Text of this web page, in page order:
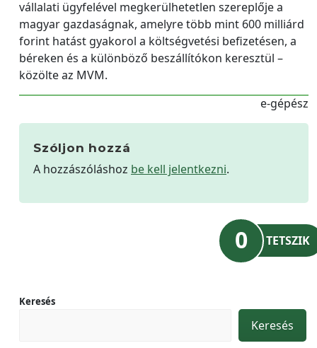
vállalati ügyfelével megkerülhetetlen szereplője a
magyar gazdaságnak, amelyre több mint 600 milliárd
forint hatást gyakorol a költségvetési befizetésen, a
béreken és a különböző beszállítókon keresztül –
közölte az MVM.
e-gépész
Szóljon hozzá
A hozzászóláshoz be kell jelentkezni.
0 TETSZIK
Keresés
Keresés